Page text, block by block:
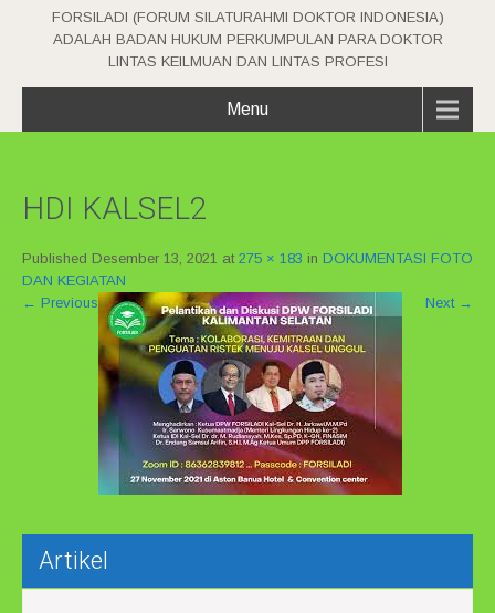
FORSILADI (FORUM SILATURAHMI DOKTOR INDONESIA)
ADALAH BADAN HUKUM PERKUMPULAN PARA DOKTOR
LINTAS KEILMUAN DAN LINTAS PROFESI
Menu
HDI KALSEL2
Published Desember 13, 2021 at 275 × 183 in DOKUMENTASI FOTO
DAN KEGIATAN
← Previous Next →
Artikel